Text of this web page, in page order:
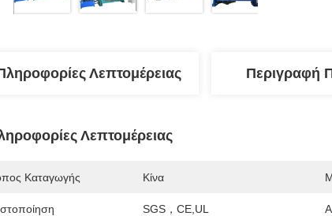
Λεπτομέρειας Περιγραφή
Λεπτομέρειας
Καταγωγής Κίνα
SGS，CE,UL